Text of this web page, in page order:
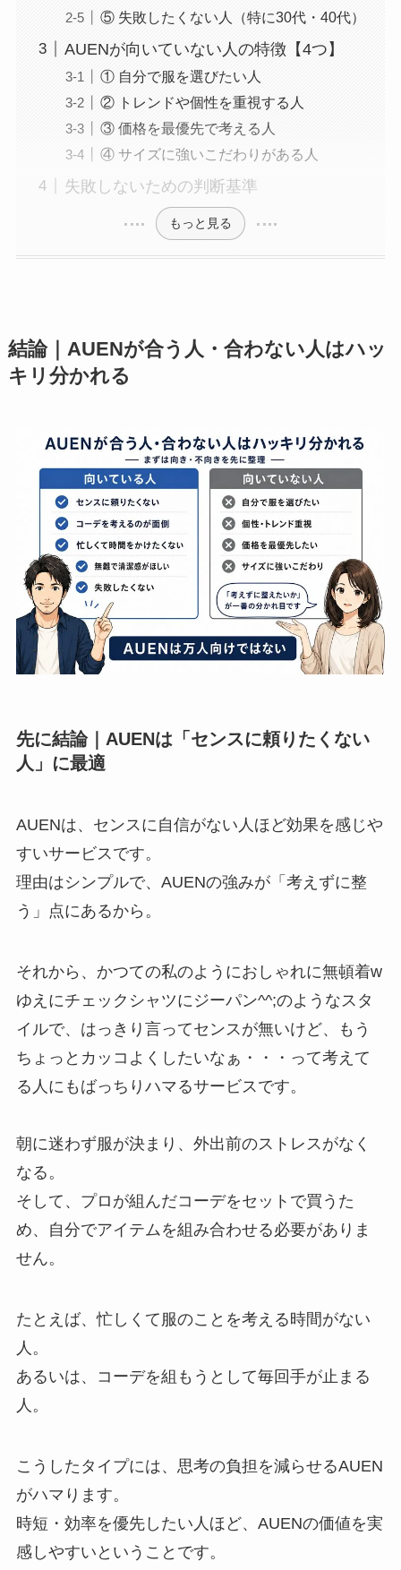
⑤ 失敗したくない人（特に30代・40代）
AUENが向いていない人の特徴【4つ】
① 自分で服を選びたい人
② トレンドや個性を重視する人
③ 価格を最優先で考える人
④ サイズに強いこだわりがある人
失敗しないための判断基準
もっと見る
結論｜AUENが合う人・合わない人はハッ
キリ分かれる
先に結論｜AUENは「センスに頼りたくない
人」に最適
AUENは、センスに自信がない人ほど効果を感じや
すいサービスです。
理由はシンプルで、AUENの強みが「考えずに整
う」点にあるから。
それから、かつての私のようにおしゃれに無頓着w
ゆえにチェックシャツにジーパン^^;のようなスタ
イルで、はっきり言ってセンスが無いけど、もう
ちょっとカッコよくしたいなぁ・・・って考えて
る人にもばっちりハマるサービスです。
朝に迷わず服が決まり、外出前のストレスがなく
なる。
そして、プロが組んだコーデをセットで買うた
め、自分でアイテムを組み合わせる必要がありま
せん。
たとえば、忙しくて服のことを考える時間がない
人。
あるいは、コーデを組もうとして毎回手が止まる
人。
こうしたタイプには、思考の負担を減らせるAUEN
がハマります。
時短・効率を優先したい人ほど、AUENの価値を実
感しやすいということです。